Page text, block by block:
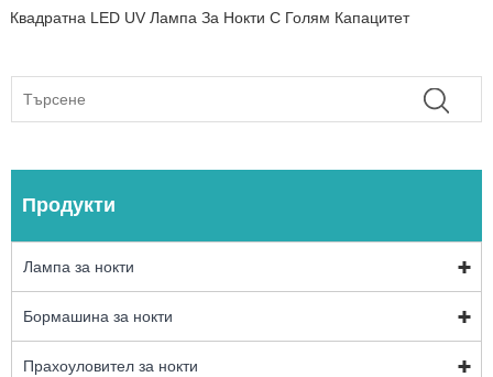
Квадратна LED UV Лампа За Нокти С Голям Капацитет
Продукти
Лампа за нокти
Бормашина за нокти
Прахоуловител за нокти